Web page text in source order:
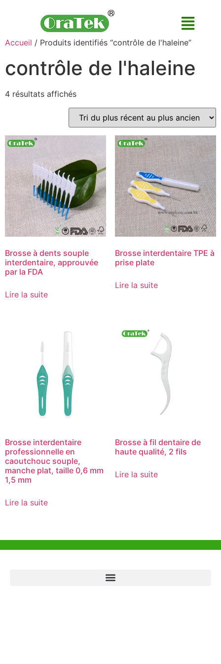
Accueil / Produits identifiés “contrôle de l'haleine”
contrôle de l'haleine
4 résultats affichés
Brosse à dents souple
interdentaire, approuvée
par la FDA
Lire la suite
Brosse interdentaire TPE à
prise plate
Lire la suite
Brosse interdentaire
professionnelle en
caoutchouc souple,
manche plat, taille 0,6 mm
1,5 mm
Lire la suite
Brosse à fil dentaire de
haute qualité, 2 fils
Lire la suite